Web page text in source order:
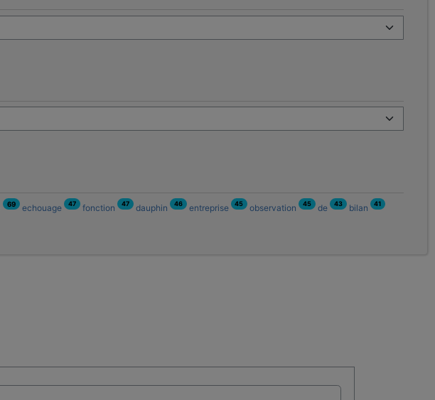
69 echouage 47 fonction 47 dauphin 46 entreprise 45 observation 45 de 43 bilan 41